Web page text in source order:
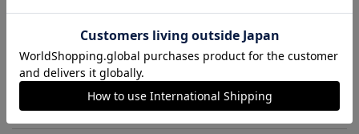
トピックス
山形
チームマスコット「ディーオ」グッズは、サポータ
ーやファン必見！